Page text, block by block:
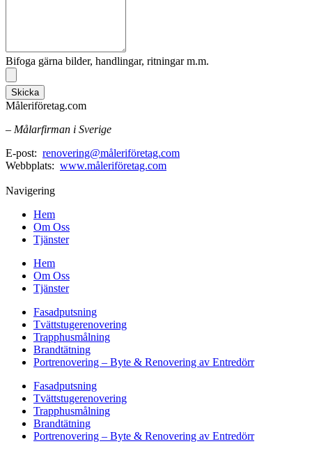
Bifoga gärna bilder, handlingar, ritningar m.m.
Skicka
Måleriföretag.com
– Målarfirman i Sverige
E-post: renovering@måleriföretag.com
Webbplats: www.måleriföretag.com
Navigering
Hem
Om Oss
Tjänster
Hem
Om Oss
Tjänster
Fasadputsning
Tvättstugerenovering
Trapphusmålning
Brandtätning
Portrenovering – Byte & Renovering av Entredörr
Fasadputsning
Tvättstugerenovering
Trapphusmålning
Brandtätning
Portrenovering – Byte & Renovering av Entredörr